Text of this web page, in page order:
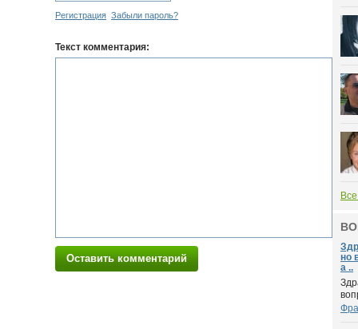
Регистрация Забыли пароль?
Текст комментария:
Оставить комментарий
но
а ..